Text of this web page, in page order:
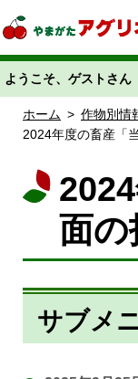
「あぐりん」
ようこそ、ゲストさん
ホーム > 作物別情
2024年度の畜産「
面の
サブメ